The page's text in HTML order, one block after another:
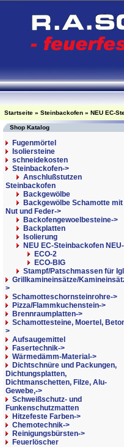
Startseite » Steinbackofen » NEU EC-
Shop Katalog
Fugenmörtel
Isoliersteine
schneidekosten
Steinbackofen->
Anschlußstutzen
Steinbackofen
Backgewölbe
Backgewölbe Schamotte mit
Nut und Feder->
Backofengewoelbesteine->
Backplatten
Isolierung
NEU EC-Steinbackofen NEU
ECO-2
ECO-BIG
Stampf/Patschmassen für
Grillkamineinsätze/
>
Schamotteschornsteinrohre->
Pizza/Flammkuchenstein->
Brennraumplatten->
Schamottesteine, Moertel,
>
Aufsaugemittel
Fasertechnik->
Wärmedämm-Material->
Dichtschnüre und Packungen,
Dichtungsplatten,
Dichtmanschetten, Filze, Alu-
Gewebe,->
Schweißschutz- und
Funkenschutzmatten
Hitzefeste Farben->
Chemotechnik->
Reinigungsbürsten->
Feuerlöscher